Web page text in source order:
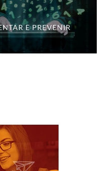
E PREVENIR